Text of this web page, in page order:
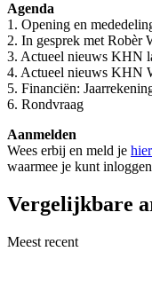
Agenda
1. Opening en
2. In gesprek met Robèr
3. Actueel nieuws KHN
4. Actueel nieuws KHN
5. Financiën:
6. Rondvraag
Aanmelden
Wees erbij en meld je hier
waarmee je kunt
Vergelijkbare
Meest recent